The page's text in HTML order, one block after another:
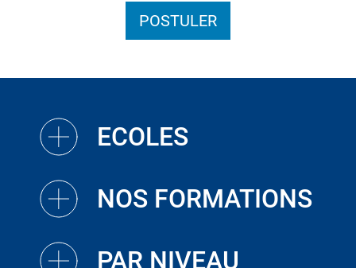
POSTULER
ECOLES
NOS FORMATIONS
PAR NIVEAU